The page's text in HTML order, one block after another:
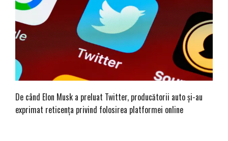
De când Elon Musk a preluat Twitter, producătorii auto și-au
exprimat reticența privind folosirea platformei online